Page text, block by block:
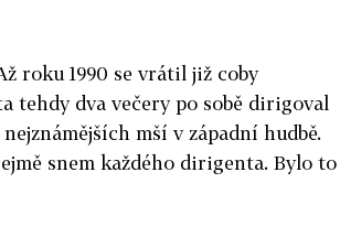
roku 1990 se vrátil již coby
tehdy dva večery po sobě dirigoval
mší v západní hudbě.
snem každého dirigenta. Bylo to